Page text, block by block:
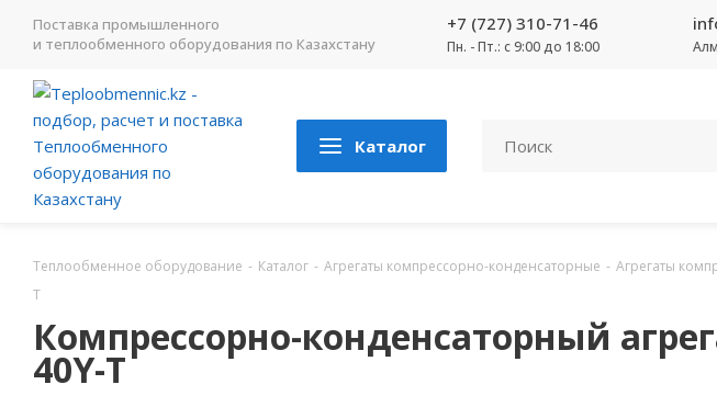
Поставка промышленного
и теплообменного оборудования по Казахстану
+7 (727) 310-71-46
Пн. - Пт.: с 9:00 до 18:00
Каталог
Теплообменное оборудование - Каталог - Агрегаты компрессорно-конденсаторные - Агрегаты
T
Компрессорно-конденсаторный
40Y-T